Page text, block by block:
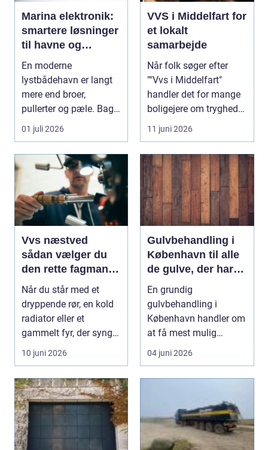
Marina elektronik:
smartere løsninger
til havne og
bådejere
En moderne
lystbådehavn er langt
mere end broer,
pullerter og pæle. Bag
kulissen ligger et net af
st...
01 juli 2026
VVS i Middelfart for
et lokalt
samarbejde
Når folk søger efter
""Vvs i Middelfart"
handler det for mange
boligejere om tryghed i
...
11 juni 2026
Vvs næstved
sådan vælger du
den rette fagmand
til vand, varme og
energi
Når du står med et
dryppende rør, en kold
radiator eller et
gammelt fyr, der synger
på sidste vers, ...
10 juni 2026
Gulvbehandling i
København til alle
de gulve, der har
brug for
førstehjælp
En grundig
gulvbehandling i
København handler om
at få mest mulig
kvalitet og levetid u...
04 juni 2026